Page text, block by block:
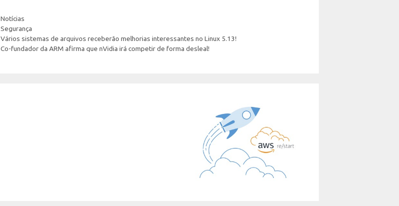
Categories
Notícias
Tags
Segurança
Vários sistemas de arquivos receberão melhorias interessantes no Linux 5.13!
Co-fundador da ARM afirma que nVidia irá competir de forma desleal!